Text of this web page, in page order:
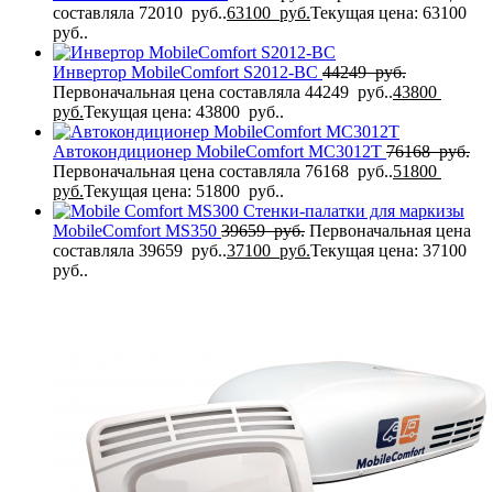
составляла 72010 руб..63100 руб.Текущая цена: 63100
руб..
Инвертор MobileComfort S2012-BC 44249руб.
Первоначальная цена составляла 44249 руб..43800
руб.Текущая цена: 43800 руб..
Автокондиционер MobileComfort MC3012T 76168руб.
Первоначальная цена составляла 76168 руб..51800
руб.Текущая цена: 51800 руб..
Стенки-палатки для маркизы
MobileComfort MS350 39659руб. Первоначальная цена
составляла 39659 руб..37100 руб.Текущая цена: 37100
руб..